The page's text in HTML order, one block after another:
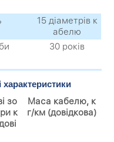
15 діаметрів к
абелю
30 років
характеристики
зо
к
Маса кабелю, к
г/км (довідкова)